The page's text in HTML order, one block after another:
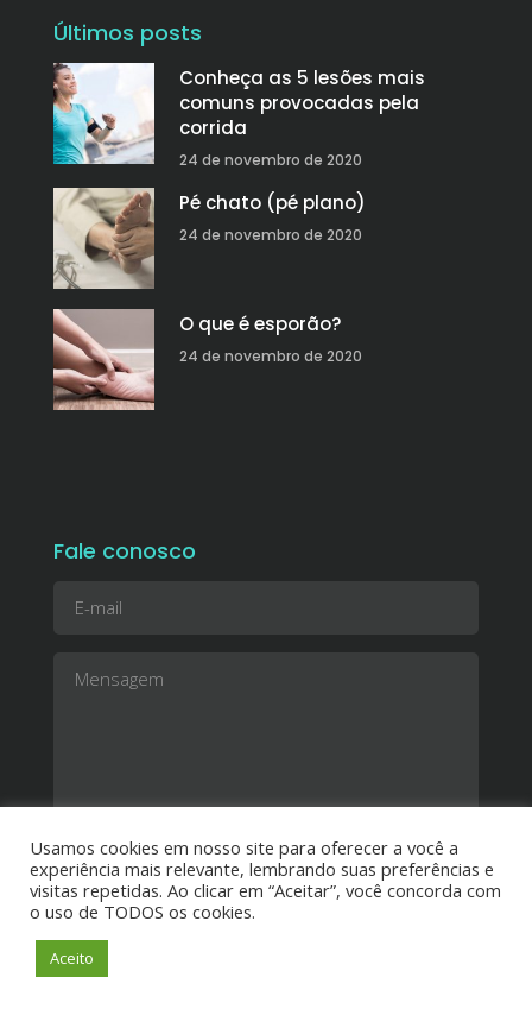
Últimos posts
Conheça as 5 lesões mais
comuns provocadas pela
corrida
24 de novembro de 2020
Pé chato (pé plano)
24 de novembro de 2020
O que é esporão?
24 de novembro de 2020
Fale conosco
Usamos cookies em nosso site para oferecer a você a
experiência mais relevante, lembrando suas preferências e
visitas repetidas. Ao clicar em “Aceitar”, você concorda com
o uso de TODOS os cookies.
Aceito